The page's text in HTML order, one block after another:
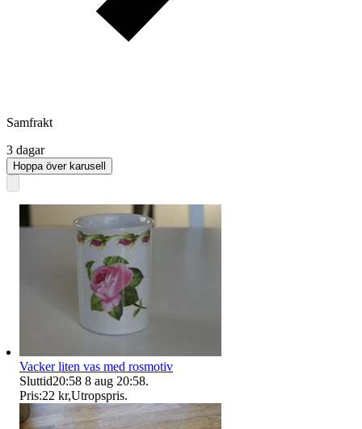
Samfrakt
3 dagar
Hoppa över karusell
Vacker liten vas med rosmotiv
Sluttid20:58 8 aug 20:58.
Pris:22 kr,Utropspris.